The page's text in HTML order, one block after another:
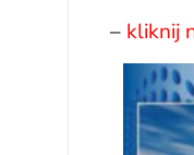
– kliknij